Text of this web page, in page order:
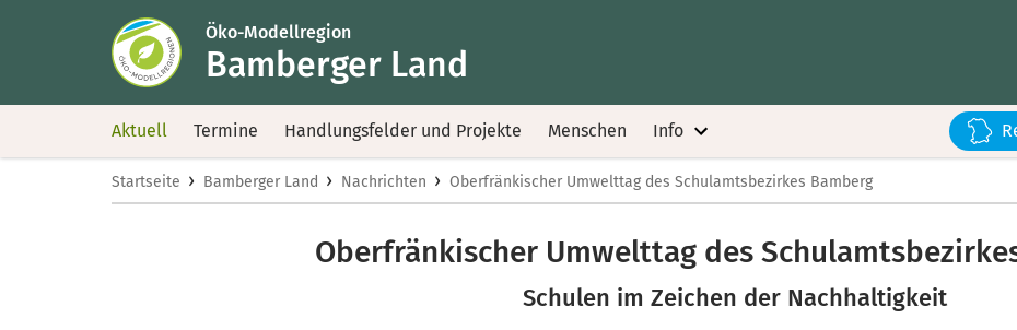
Öko-Modellregion
Bamberger Land
Aktuell Termine Handlungsfelder und Projekte Menschen Info
Startseite › Bamberger Land › Nachrichten › Oberfränkischer Umwelttag des Schulamtsbezirkes Bamberg
Oberfränkischer Umwelttag des
Schulen im Zeichen der Nachhaltigkeit